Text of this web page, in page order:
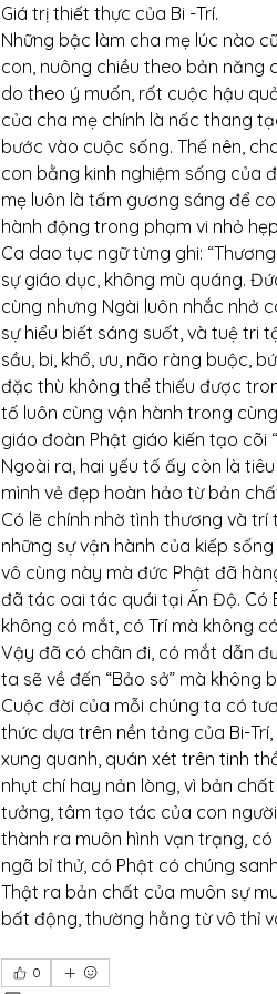
Giá trị thiết thực của Bi -Trí.
Những bậc làm cha mẹ lúc nào
con, nuông chiều theo bản năng
do theo ý muốn, rốt cuộc hậu
của cha mẹ chính là nấc thang
bước vào cuộc sống. Thế nên,
con bằng kinh nghiệm sống của
mẹ luôn là tấm gương sáng để
hành động trong phạm vi nhỏ
Ca dao tục ngữ từng ghi:
sự giáo dục, không mù quáng.
cùng nhưng Ngài luôn nhắc nhở
sự hiểu biết sáng suốt, và tuệ tri
sầu, bi, khổ, ưu, não ràng buộc,
đặc thù không thể thiếu được
tố luôn cùng vận hành trong
giáo đoàn Phật giáo kiến tạo cõi
Ngoài ra, hai yếu tố ấy còn là
mình vẻ đẹp hoàn hảo từ bản
Có lẽ chính nhờ tình thương và
những sự vận hành của kiếp
vô cùng này mà đức Phật đã
đã tác oai tác quái tại Ấn Độ. Có
không có mắt, có Trí mà không
Vậy đã có chân đi, có mắt dẫn
ta sẽ về đến “Bảo sở” mà không
Cuộc đời của mỗi chúng ta có
thức dựa trên nền tảng của Bi-
xung quanh, quán xét trên tinh
nhụt chí hay nản lòng, vì bản
tưởng, tâm tạo tác của con
thành ra muôn hình vạn trạng,
ngã bỉ thử, có Phật có chúng
Thật ra bản chất của muôn sự
bất động, thường hằng từ vô thỉ
0